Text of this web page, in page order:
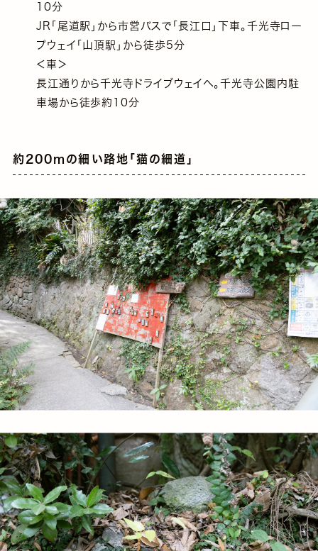
10分
JR「尾道駅」から市営バスで「長江口」下車。千光寺ロー
プウェイ「山頂駅」から徒歩5分
＜車＞
長江通りから千光寺ドライブウェイへ。千光寺公園内駐
車場から徒歩約10分
約200mの細い路地「猫の細道」